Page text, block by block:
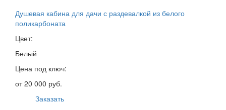
Душевая кабина для дачи с раздевалкой из белого
поликарбоната
Цвет:
Белый
Цена под ключ:
от 20 000 руб.
Заказать